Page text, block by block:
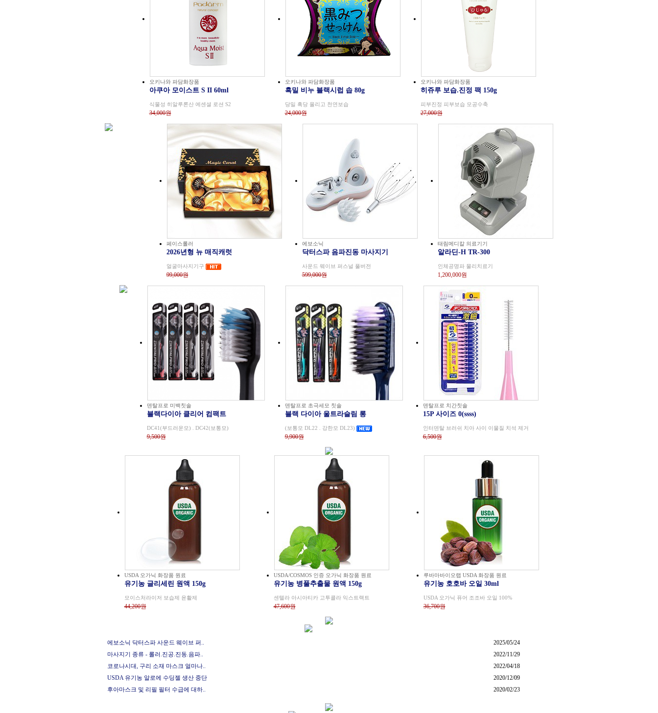
오키나와 파담화장품
아쿠아 모이스트 S II 60ml
식물성 히알루론산 에센셜 로션 S2
34,000원
오키나와 파담화장품
흑밀 비누 블랙시럽 솝 80g
당밀 흑당 올리고 천연보습
24,000원
오키나와 파담화장품
히쥬루 보습.진정 팩 150g
피부진정 피부보습 모공수축
27,000원
페이스롤러
2026년형 뉴 매직캐럿
얼굴마사지기구
99,000원
에보소닉
닥터스파 음파진동 마사지기
사운드 웨이브 퍼스널 풀버전
599,000원
태림메디칼 의료기기
알라딘-H TR-300
인체공명파 물리치료기
1,200,000원
덴탈프로 미백칫솔
블랙다이아 클리어 컴팩트
DC41(부드러운모) . DC42(보통모)
9,500원
덴탈프로 초극세모 칫솔
블랙 다이아 울트라슬림 롱
(보통모 DL22 . 강한모 DL23)
9,900원
덴탈프로 치간칫솔
15P 사이즈 0(ssss)
인터덴탈 브러쉬 치아 사이 이물질 치석 제거
6,500원
USDA 오가닉 화장품 원료
유기농 글리세린 원액 150g
모이스처라이저 보습제 윤활제
44,200원
USDA/COSMOS 인증 오가닉 화장품 원료
유기농 병풀추출물 원액 150g
센텔라 아시아티카 고투콜라 익스트랙트
47,600원
루바마바이오랩 USDA 화장품 원료
유기농 호호바 오일 30ml
USDA 오가닉 퓨어 조조바 오일 100%
36,700원
에보소닉 닥터스파 사운드 웨이브 퍼..
2025/05/24
마사지기 종류 - 롤러.진공.진동.음파..
2022/11/29
코로나시대, 구리 소재 마스크 얼마나..
2022/04/18
USDA 유기농 알로에 수딩젤 생산 중단
2020/12/09
후아마스크 및 리필 필터 수급에 대하..
2020/02/23